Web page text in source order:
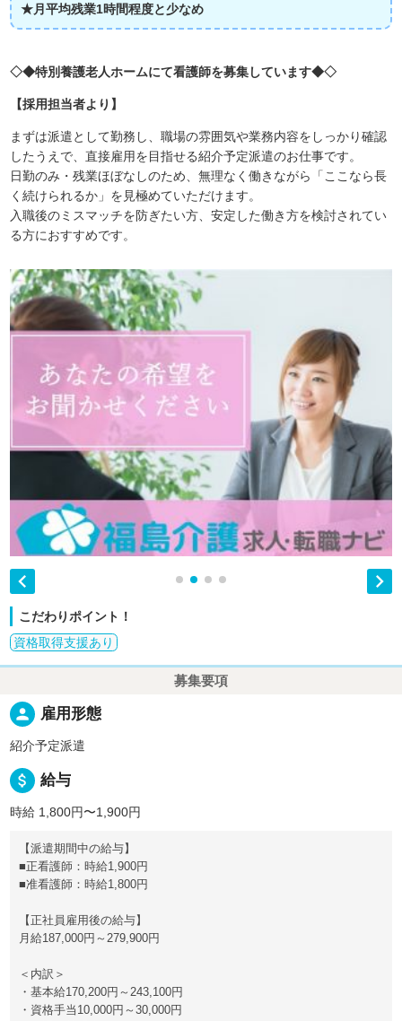
★月平均残業1時間程度と少なめ
◇◆特別養護老人ホームにて看護師を募集しています◆◇
【採用担当者より】
まずは派遣として勤務し、職場の雰囲気や業務内容をしっかり確認
したうえで、直接雇用を目指せる紹介予定派遣のお仕事です。
日勤のみ・残業ほぼなしのため、無理なく働きながら「ここなら長
く続けられるか」を見極めていただけます。
入職後のミスマッチを防ぎたい方、安定した働き方を検討されてい
る方におすすめです。
 
こだわりポイント！
資格取得支援あり
募集要項
person 雇用形態
紹介予定派遣
attach_money 給与
時給 1,800円〜1,900円
【派遣期間中の給与】
■正看護師：時給1,900円
■准看護師：時給1,800円
【正社員雇用後の給与】
月給187,000円～279,900円
＜内訳＞
・基本給170,200円～243,100円
・資格手当10,000円～30,000円